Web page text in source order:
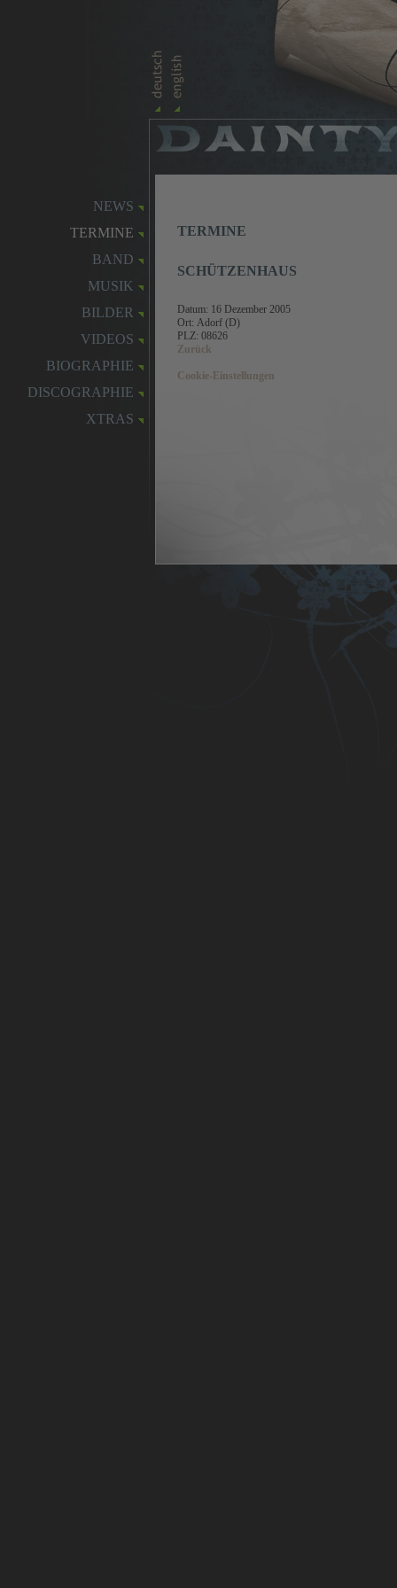
TERMINE
SCHÜTZENHAUS
Datum: 16 Dezember 2005
Ort: Adorf (D)
PLZ: 08626
Zurück
Cookie-Einstellungen
NEWS
TERMINE
BAND
MUSIK
BILDER
VIDEOS
BIOGRAPHIE
DISCOGRAPHIE
XTRAS